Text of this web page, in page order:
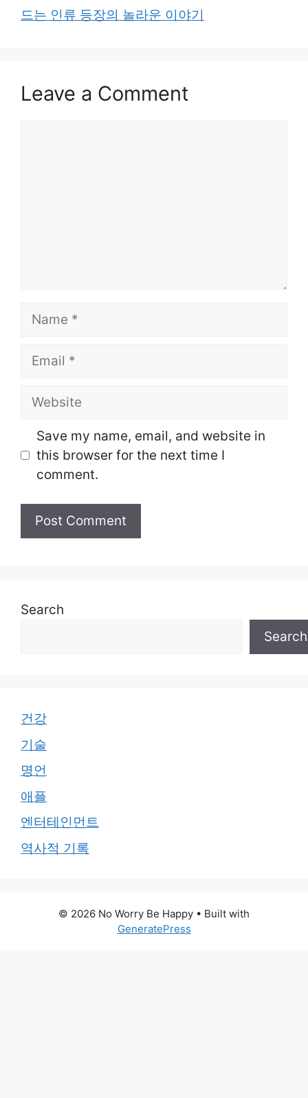
드는 인류 등장의 놀라운 이야기
Leave a Comment
Name
Email
Website
Save my name, email, and website in
this browser for the next time I
comment.
Search
Search
건강
기술
명언
애플
엔터테인먼트
역사적 기록
© 2026 No Worry Be Happy • Built with
GeneratePress